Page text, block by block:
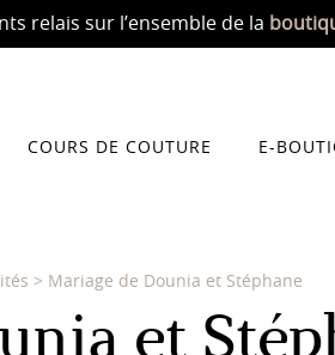
relais sur l’ensemble de la
COURS DE COUTURE E-
> Mariage de Dounia et Stéphane
et